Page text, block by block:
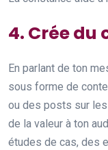
4. Crée du
En parlant de ton
sous forme de
ou des posts sur les
de la valeur à ton
études de cas, des